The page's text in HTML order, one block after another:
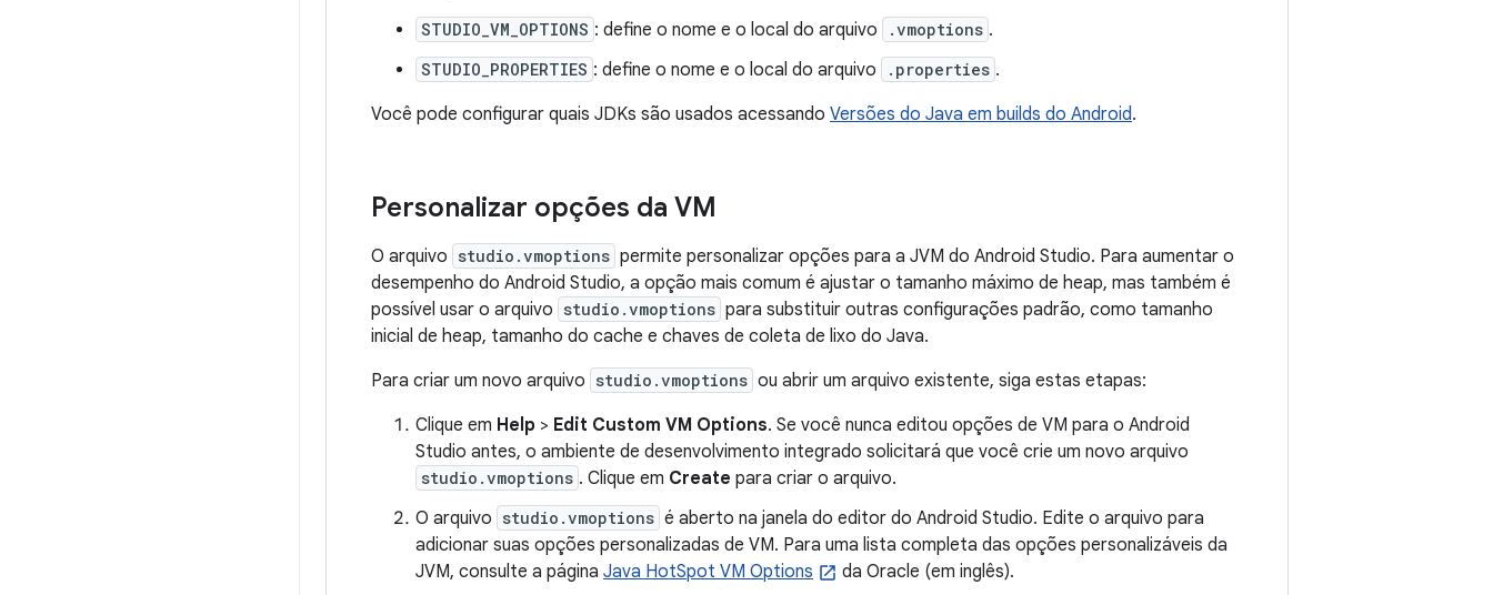
STUDIO_VM_OPTIONS : define o nome e o local do arquivo .vmoptions .
STUDIO_PROPERTIES : define o nome e o local do arquivo .properties .
Você pode configurar quais JDKs são usados acessando Versões do Java em builds do Android.
Personalizar opções da VM
O arquivo studio.vmoptions permite personalizar opções para a JVM do Android Studio. Para aumentar o
desempenho do Android Studio, a opção mais comum é ajustar o tamanho máximo de heap, mas também é
possível usar o arquivo studio.vmoptions para substituir outras configurações padrão, como tamanho
inicial de heap, tamanho do cache e chaves de coleta de lixo do Java.
Para criar um novo arquivo studio.vmoptions ou abrir um arquivo existente, siga estas etapas:
Clique em Help > Edit Custom VM Options. Se você nunca editou opções de VM para o Android
Studio antes, o ambiente de desenvolvimento integrado solicitará que você crie um novo arquivo
studio.vmoptions . Clique em Create para criar o arquivo.
O arquivo studio.vmoptions é aberto na janela do editor do Android Studio. Edite o arquivo para
adicionar suas opções personalizadas de VM. Para uma lista completa das opções personalizáveis da
JVM, consulte a página Java HotSpot VM Options
da Oracle (em inglês).